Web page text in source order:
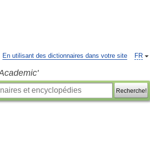
FR
En utilisant des dictionnaires dans votre site
Recherche!